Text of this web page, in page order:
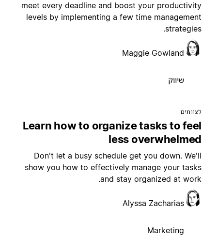
meet every deadline and boost your
levels by implementing a few time
Maggie Gowland
Learn how to organize tasks to
less
Don't let a busy schedule get you down.
show you how to effectively manage your
and stay organized at
Alyssa Zacharias
Marketing